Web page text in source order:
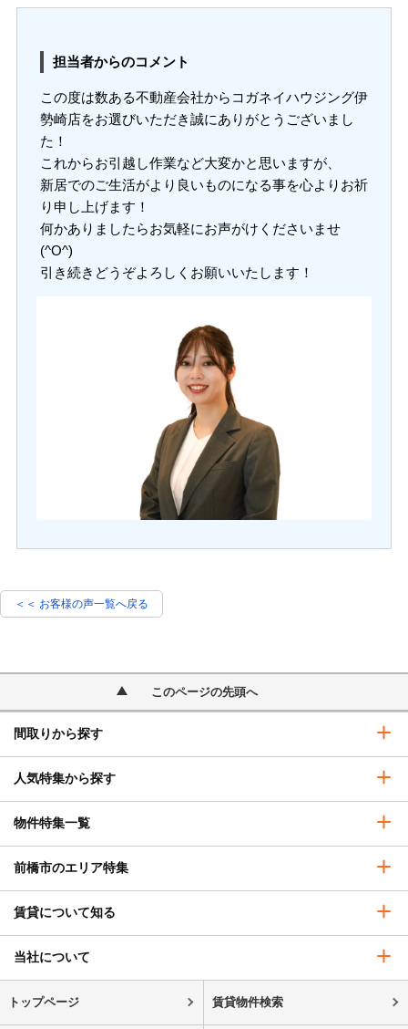
担当者からのコメント
この度は数ある不動産会社からコガネイハウジング伊
勢崎店をお選びいただき誠にありがとうございまし
た！
これからお引越し作業など大変かと思いますが、
新居でのご生活がより良いものになる事を心よりお祈
り申し上げます！
何かありましたらお気軽にお声がけくださいませ
(^O^)
引き続きどうぞよろしくお願いいたします！
＜＜ お客様の声一覧へ戻る
このページの先頭へ
間取りから探す
人気特集から探す
物件特集一覧
前橋市のエリア特集
賃貸について知る
当社について
トップページ 賃貸物件検索